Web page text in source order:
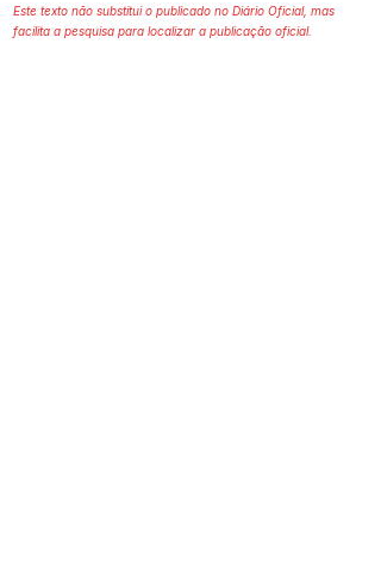
Este texto não substitui o publicado no Diário Oficial, mas
facilita a pesquisa para localizar a publicação oficial.